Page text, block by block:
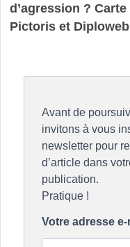
d’agression ?
Pictoris et